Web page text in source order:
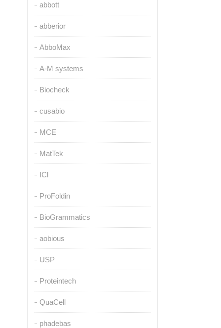
abbott
abberior
AbboMax
A-M systems
Biocheck
cusabio
MCE
MatTek
ICl
ProFoldin
BioGrammatics
aobious
USP
Proteintech
QuaCell
phadebas